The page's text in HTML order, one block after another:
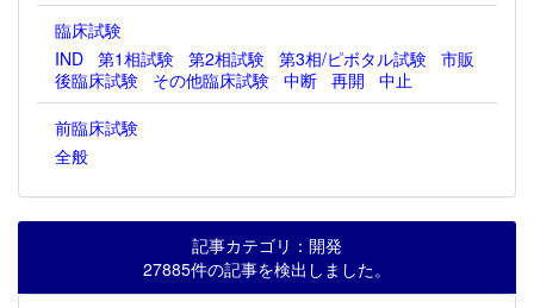
臨床試験
IND 第1相試験 第2相試験 第3相/ピボタル試験 市販
後臨床試験
その他臨床試験 中断 再開
中止
前臨床試験
全般
記事カテゴリ：開発
27885件の記事を検出しました。